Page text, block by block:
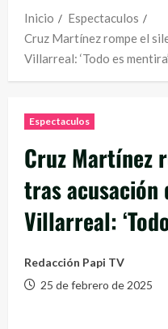
Inicio
Espectaculos
Cruz Martínez rompe el
Villarreal: ‘Todo es mentira’
Espectaculos
Cruz Martínez
tras acusación
Villarreal:
Redacción Papi TV
25 de febrero de 2025